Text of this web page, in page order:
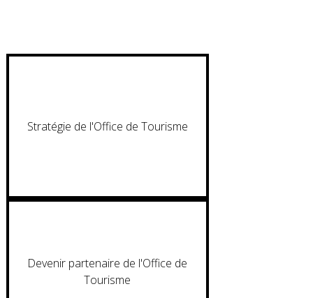
Stratégie de l'Office de Tourisme
Devenir partenaire de l'Office de
Tourisme